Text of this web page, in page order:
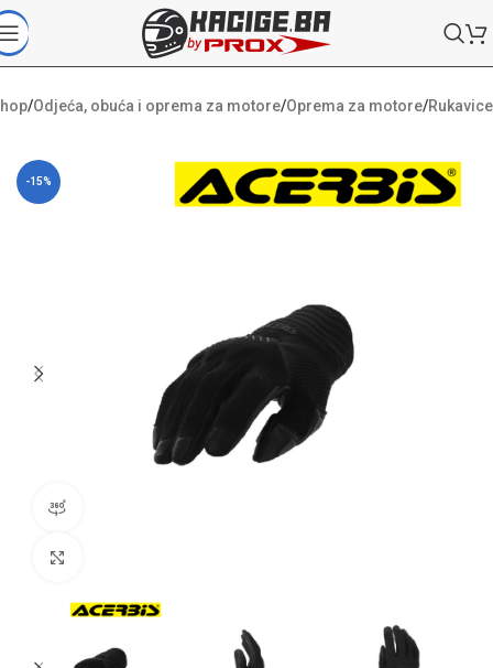
/Odjeća, obuća i oprema za motore/Oprema za motore/Rukavice
-15%